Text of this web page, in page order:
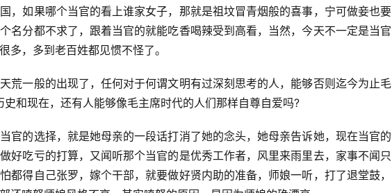
，如果哪个当官的看上谁家女子，那就是祖坟冒青烟般的喜事，宁可做妾也要
名分都不求了，跟着当官的就能吃香喝辣受到高看，当然，今天不一定是当官
多，多到老百姓都见惯不怪了。
荒一般的出现了，任何对于何谓文明有过深刻思考的人，能够否则迄今为止毛
和现在，还有人能够像毛主席时代的人们那样自尊自爱吗?
官的选择，就是她母亲的一段话打消了她的念头，她母亲告诉她，现在当官的
好吃亏的打算，又闻听那个当官的是优秀工作者，风里来雨里去，家事不闻只
都得自己张罗，嫁个干部，就要做好贤内助的准备，师娘一听，打了退堂鼓，